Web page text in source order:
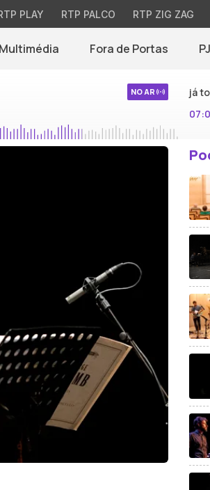
PLAY RTP PALCO RTP ZIG ZAG
Multimédia Fora de Portas
NO AR
já